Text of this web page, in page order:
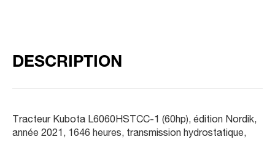
DESCRIPTION
Tracteur Kubota L6060HSTCC-1 (60hp), édition Nordik,
année 2021, 1646 heures, transmission hydrostatique,